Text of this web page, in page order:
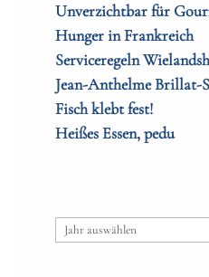
Unverzichtbar für
Hunger in Frankreich
Serviceregeln
Jean-Anthelme Brillat-
Fisch klebt fest!
Heißes Essen, pedu
Archiv